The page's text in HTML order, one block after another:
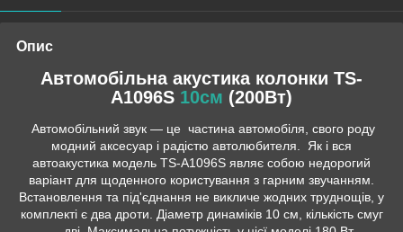
Опис
Автомобільна акустика колонки TS-
A1096S 10см (200Вт)
Автомобільний звук — це частина автомобіля, свого роду
модний аксесуар і радістю автолюбителя. Як і вся
автоакустика модель TS-A1096S являє собою недорогий
варіант для щоденного користування з гарним звучанням.
Встановлення та під'єднання не викличе жодних труднощів, у
комплекті є два дроти. Діаметр динаміків 10 см, кількість смуг